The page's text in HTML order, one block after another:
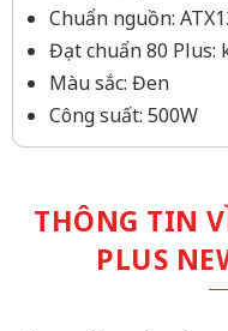
Chuẩn nguồn:
Đạt chuẩn 80 Plus:
Màu sắc: Đen
Công suất: 500W
THÔNG TIN
PLUS